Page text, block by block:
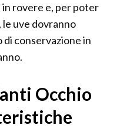
rovere e, per poter
le uve dovranno
conservazione in
Occhio